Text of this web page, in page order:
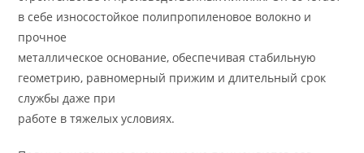
в себе износостойкое полипропиленовое волокно и
прочное
металлическое основание, обеспечивая стабильную
геометрию, равномерный прижим и длительный срок
службы даже при
работе в тяжелых условиях.